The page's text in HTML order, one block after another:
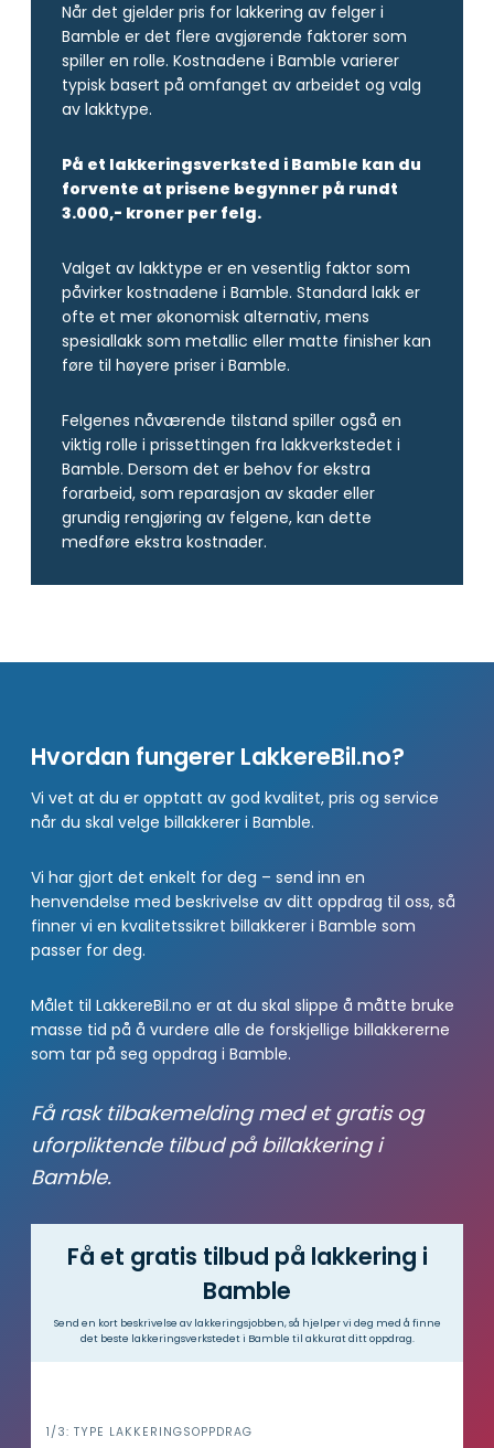
Når det gjelder pris for lakkering av felger i
Bamble er det flere avgjørende faktorer som
spiller en rolle. Kostnadene i Bamble varierer
typisk basert på omfanget av arbeidet og valg
av lakktype.
På et lakkeringsverksted i Bamble kan du
forvente at prisene begynner på rundt
3.000,- kroner per felg.
Valget av lakktype er en vesentlig faktor som
påvirker kostnadene i Bamble. Standard lakk er
ofte et mer økonomisk alternativ, mens
spesiallakk som metallic eller matte finisher kan
føre til høyere priser i Bamble.
Felgenes nåværende tilstand spiller også en
viktig rolle i prissettingen fra lakkverkstedet i
Bamble. Dersom det er behov for ekstra
forarbeid, som reparasjon av skader eller
grundig rengjøring av felgene, kan dette
medføre ekstra kostnader.
Hvordan fungerer LakkereBil.no?
Vi vet at du er opptatt av god kvalitet, pris og service
når du skal velge billakkerer i Bamble.
Vi har gjort det enkelt for deg – send inn en
henvendelse med beskrivelse av ditt oppdrag til oss, så
finner vi en kvalitetssikret billakkerer i Bamble som
passer for deg.
Målet til LakkereBil.no er at du skal slippe å måtte bruke
masse tid på å vurdere alle de forskjellige billakkererne
som tar på seg oppdrag i Bamble.
Få rask tilbakemelding med et gratis og
uforpliktende tilbud på billakkering i
Bamble.
Få et gratis tilbud på lakkering i
Bamble
Send en kort beskrivelse av lakkeringsjobben, så hjelper vi deg med å finne
det beste lakkeringsverkstedet i Bamble til akkurat ditt oppdrag.
i1/3: TYPE LAKKERINGSOPPDRAG